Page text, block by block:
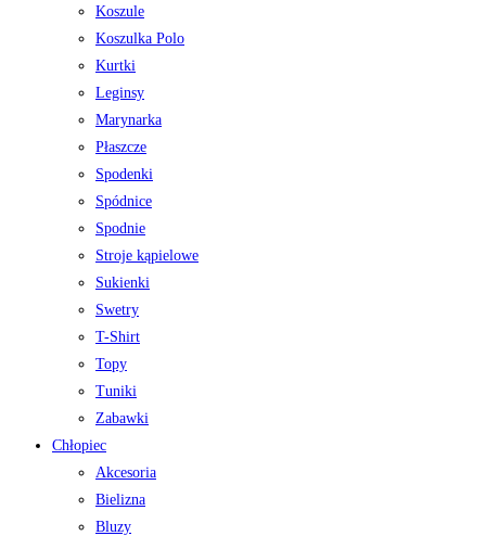
Koszule
Koszulka Polo
Kurtki
Leginsy
Marynarka
Płaszcze
Spodenki
Spódnice
Spodnie
Stroje kąpielowe
Sukienki
Swetry
T-Shirt
Topy
Tuniki
Zabawki
Chłopiec
Akcesoria
Bielizna
Bluzy